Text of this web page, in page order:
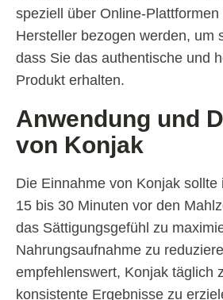
speziell über Online-
Hersteller bezogen werden, um
dass Sie das authentische und
Produkt erhalten.
Anwendung und
von Konjak
Die Einnahme von Konjak
15 bis 30 Minuten vor den
das Sättigungsgefühl zu
Nahrungsaufnahme zu
empfehlenswert, Konjak täglich
konsistente Ergebnisse zu